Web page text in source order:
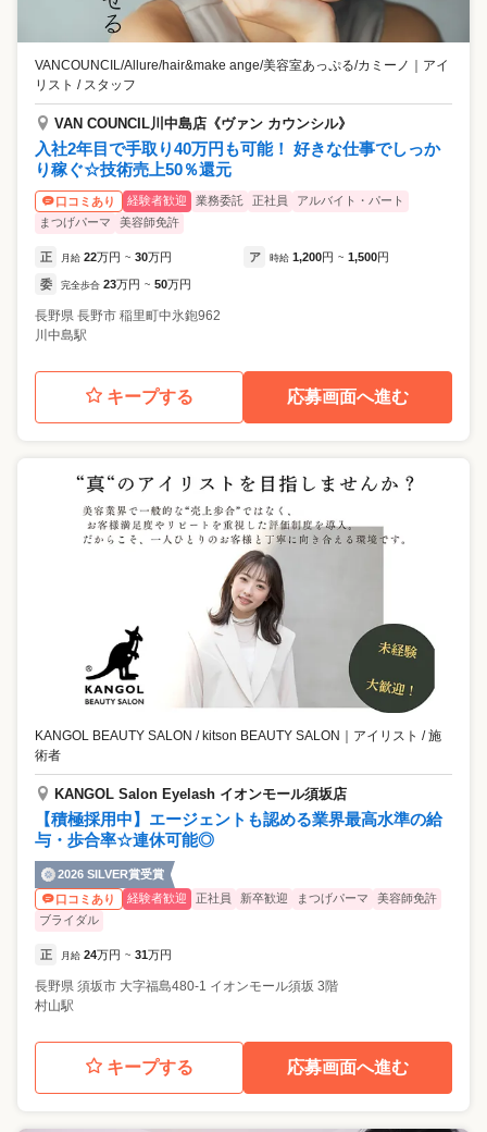
VANCOUNCIL/Allure/hair&make ange/美容室あっぷる/カミーノ ｜ アイ
リスト / スタッフ
VAN COUNCIL川中島店《ヴァン カウンシル》
入社2年目で手取り40万円も可能！ 好きな仕事でしっか
り稼ぐ☆技術売上50％還元
口コミあり 経験者歓迎 業務委託 正社員
アルバイト・パート
まつげパーマ
美容師免許
正 月給 22万円 ~ 30万円 ア 時給 1,200円 ~ 1,500円
委 完全歩合 23万円 ~ 50万円
長野県 長野市 稲里町中氷鉋962
川中島駅
キープする 応募画面へ進む
KANGOL BEAUTY SALON / kitson BEAUTY SALON ｜ アイリスト / 施
術者
KANGOL Salon Eyelash イオンモール須坂店
【積極採用中】エージェントも認める業界最高水準の給
与・歩合率☆連休可能◎
2026 SILVER賞受賞
口コミあり
経験者歓迎 正社員 新卒歓迎 まつげパーマ
美容師免許
ブライダル
正 月給 24万円 ~ 31万円
長野県 須坂市 大字福島480-1 イオンモール須坂 3階
村山駅
キープする 応募画面へ進む